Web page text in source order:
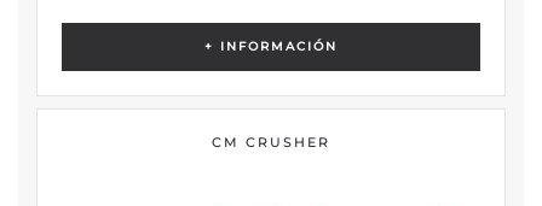
+ INFORMACIÓN
CM CRUSHER